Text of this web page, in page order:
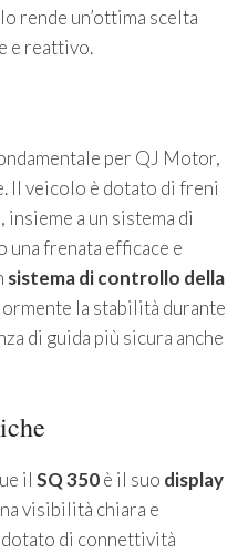
rende un’ottima scelta
e reattivo.
per QJ Motor,
Il veicolo è dotato di freni
a un sistema di
una frenata efficace e
sistema di controllo della
la stabilità durante
di guida più sicura anche
il SQ 350è il suo display
visibilità chiara e
di connettività